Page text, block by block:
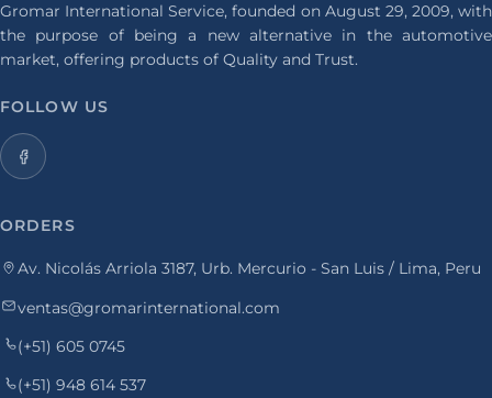
Gromar International Service, founded on August 29, 2009, with
the purpose of being a new alternative in the automotive
market, offering products of Quality and Trust.
FOLLOW US
ORDERS
Av. Nicolás Arriola 3187, Urb. Mercurio - San Luis / Lima, Peru
ventas@gromarinternational.com
(+51) 605 0745
(+51) 948 614 537